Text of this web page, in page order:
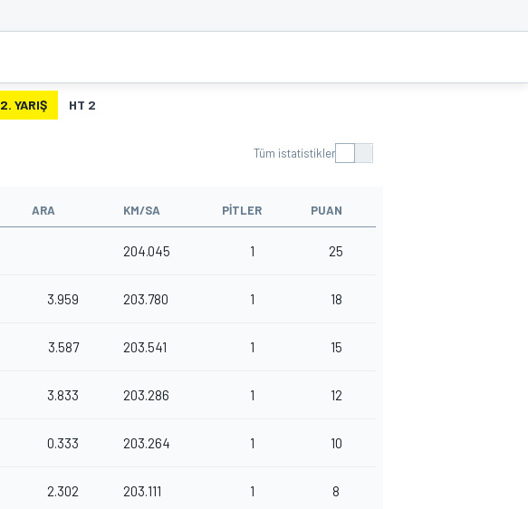
2. YARIŞ HT 2
Tüm istatistikler
ARA KM/SA PITLER PUAN
204.045 1 25
3.959 203.780 1 18
3.587 203.541 1 15
3.833 203.286 1 12
0.333 203.264 1 10
2.302 203.111 1 8